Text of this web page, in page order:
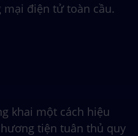
điện tử toàn cầu.
khai một cách hiệu
tiện tuân thủ quy